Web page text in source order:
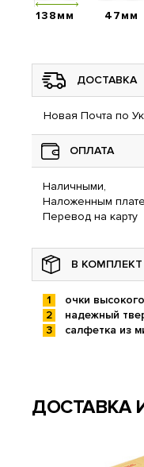
138мм 47мм
ДОСТАВКА
Новая Почта по
ОПЛАТА
Наличными,
Наложенным
Перевод на карту
В
очки
надежный
салфетка из
ДОСТАВКА